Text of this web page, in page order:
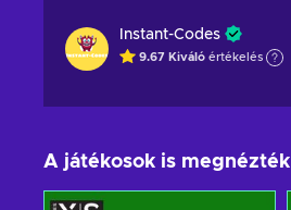
Instant-Codes
9.67 Kiváló értékelés
A játékosok is megnézték